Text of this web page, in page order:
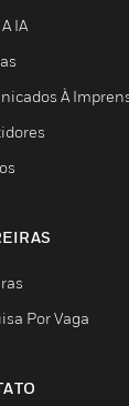
IA
À
Por Vaga